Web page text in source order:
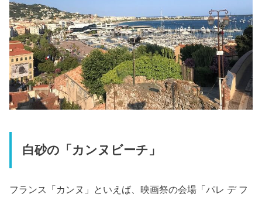
白砂の「カンヌビーチ」
フランス「カンヌ」といえば、映画祭の会場「パレ デ フ